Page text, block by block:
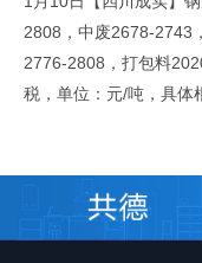
2808，中废2678-2743
2776-2808，打包料
税，单位：元/吨，具体